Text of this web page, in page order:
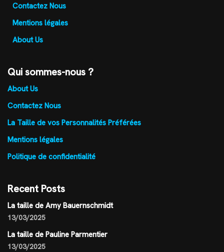
Contactez Nous
Mentions légales
About Us
Qui sommes-nous ?
About Us
Contactez Nous
La Taille de vos Personnalités Préférées
Mentions légales
Politique de confidentialité
Recent Posts
La taille de Amy Bauernschmidt
13/03/2025
La taille de Pauline Parmentier
13/03/2025